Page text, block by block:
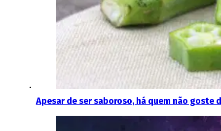
Apesar de ser saboroso, há quem não goste